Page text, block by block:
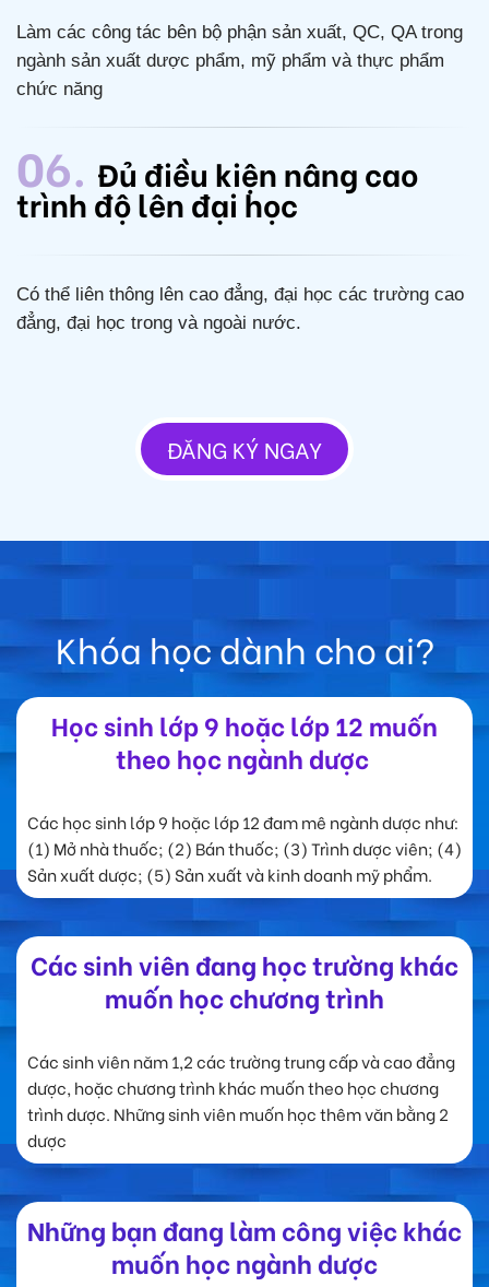
Làm các công tác bên bộ phận sản xuất, QC, QA trong
ngành sản xuất dược phẩm, mỹ phẩm và thực phẩm
chức năng
06. Đủ điều kiện nâng cao
trình độ lên đại học
Có thể liên thông lên cao đẳng, đại học các trường cao
đẳng, đại học trong và ngoài nước.
ĐĂNG KÝ NGAY
Khóa học dành cho ai?
Học sinh lớp 9 hoặc lớp 12 muốn
theo học ngành dược
Các học sinh lớp 9 hoặc lớp 12 đam mê ngành dược như:
(1) Mở nhà thuốc; (2) Bán thuốc; (3) Trình dược viên; (4)
Sản xuất dược; (5) Sản xuất và kinh doanh mỹ phẩm.
Các sinh viên đang học trường khác
muốn học chương trình
Các sinh viên năm 1,2 các trường trung cấp và cao đẳng
dược, hoặc chương trình khác muốn theo học chương
trình dược. Những sinh viên muốn học thêm văn bằng 2
dược
Những bạn đang làm công việc khác
muốn học ngành dược